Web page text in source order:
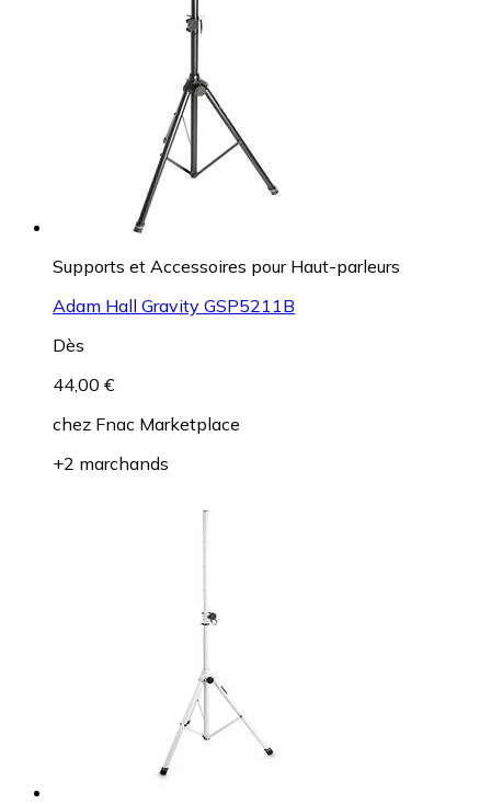
Supports et Accessoires pour Haut-parleurs
Adam Hall Gravity GSP5211B
Dès
44,00 €
chez Fnac Marketplace
+2 marchands